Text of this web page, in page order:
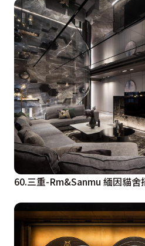
60.三重-Rm&Sanmu 緬因貓